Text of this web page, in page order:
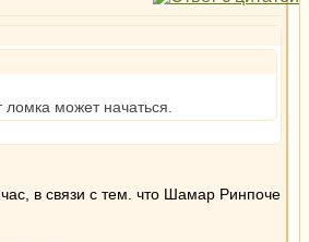
может начаться.
в связи с тем. что Шамар Ринпоче